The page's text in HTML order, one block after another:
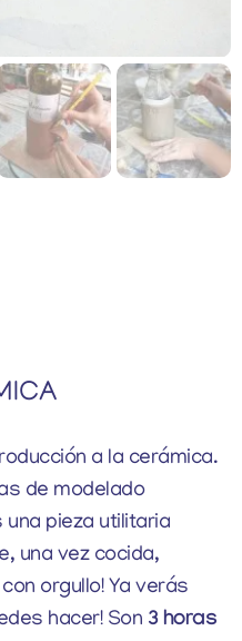
a la cerámica.
de modelado
pieza utilitaria
una vez cocida,
orgullo! Ya verás
hacer! Son 3 horas